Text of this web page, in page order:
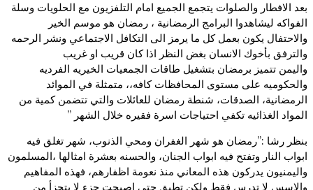
بعد الافطار والصلوات يتجمع الجميع امام التلفزيون مع الحلويات وسلة
الفواكه ليشاهدوا البرامج الرمضانية ، رمضان هو موسم الخير
والاحتفال يكون بعمل كل ما يرمز الى التكافل الاجتماعي ونشر الرحمه
والترفق بأخوك الانسان بغض النظر اذا كان قريب او غريب
واليمن تتميز برمضان بتشغيل طاقات الجمعيات الخيريه الفرديه
والحكوميه على مستوى المحافظات كافه،، متمثلة في الموائد
الرمضانية، الصدقات، شنطة رمضان للعائلات والتي تتضمن كمية من
المواد الغذائيه تكفي احتياجات اسرة فقيره خلال الشهر ”
بنظر رشا :”رمضان هو شهر الغفران ومحي الذنوب، شهر تغلق فيه
ابواب النار وتفتح فيه ابواب الجنان، والحسنه بعشرة امثالها ،المسلمون
واليمنيون يدركون هذه المعاني منذ نعومة اظفارهم، فهذه المفاهيم
والاسس لا تدرس فقط ولكن تطبق حتى اصبحت جزء لا يتجزأ من